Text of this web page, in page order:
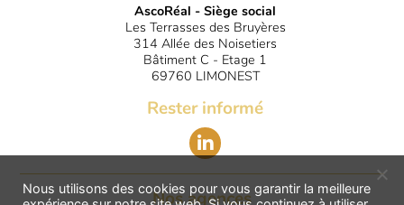
AscoRéal - Siège social
Les Terrasses des Bruyères
314 Allée des Noisetiers
Bâtiment C - Etage 1
69760 LIMONEST
Rester informé
Nos agences
Nous utilisons des cookies pour vous garantir la meilleure